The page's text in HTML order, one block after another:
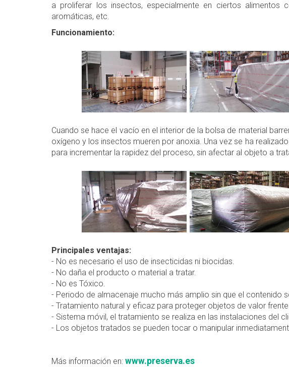
a proliferar los insectos, especialmente en ciertos alimentos
aromáticas, etc.
Funcionamiento:
Cuando se hace el vacío en el interior de la bolsa de material
oxígeno y los insectos mueren por anoxia. Una vez se ha
para incrementar la rapidez del proceso, sin afectar al objeto a
Principales ventajas:
- No es necesario el uso de insecticidas ni biocidas.
- No daña el producto o material a tratar.
- No es Tóxico.
- Periodo de almacenaje mucho más amplio sin que el contenido
- Tratamiento natural y eficaz para proteger objetos de valor
- Sistema móvil, el tratamiento se realiza en las instalaciones del
- Los objetos tratados se pueden tocar o manipular
Más información en: www.preserva.es